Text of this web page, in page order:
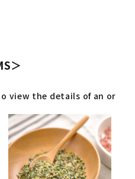
＞
view the details of an or